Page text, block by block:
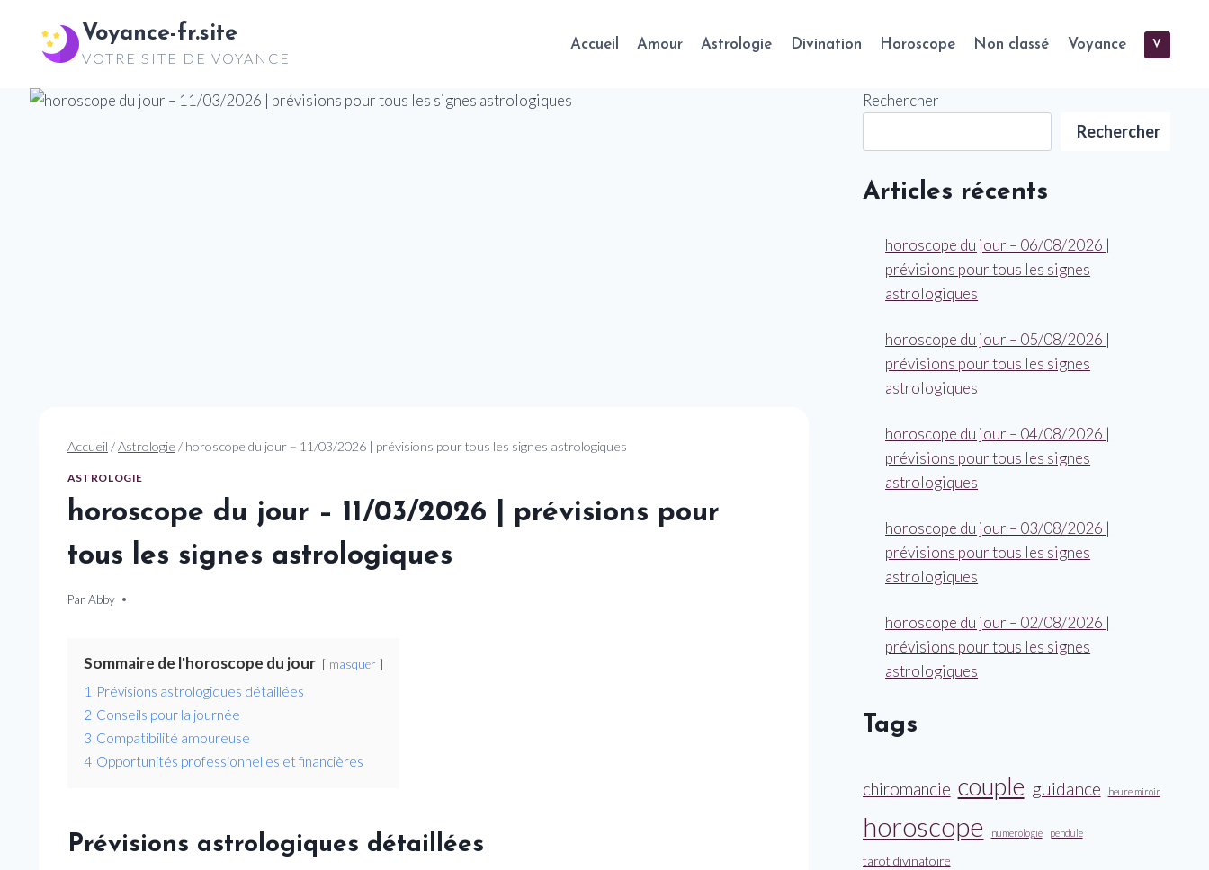
contenu
Voyance-fr.site
VOTRE SITE DE VOYANCE
Accueil Amour Astrologie Divination Horoscope Non classé Voyance V
Accueil /Astrologie / horoscope du jour – 11/03/2026 | prévisions pour tous les signes astrologiques
ASTROLOGIE
horoscope du jour – 11/03/2026 | prévisions pour
tous les signes astrologiques
Par Abby
11 mars 2026
Sommaire de l'horoscope du jour masquer
1 Prévisions astrologiques détaillées
2 Conseils pour la journée
3 Compatibilité amoureuse
4 Opportunités professionnelles et financières
Prévisions astrologiques détaillées
Rechercher
Rechercher
Articles récents
horoscope du jour – 06/08/2026 |
prévisions pour tous les signes
astrologiques
horoscope du jour – 05/08/2026 |
prévisions pour tous les signes
astrologiques
horoscope du jour – 04/08/2026 |
prévisions pour tous les signes
astrologiques
horoscope du jour – 03/08/2026 |
prévisions pour tous les signes
astrologiques
horoscope du jour – 02/08/2026 |
prévisions pour tous les signes
astrologiques
Tags
chiromancie couple guidance heure miroir
horoscope numerologie pendule
tarot divinatoire